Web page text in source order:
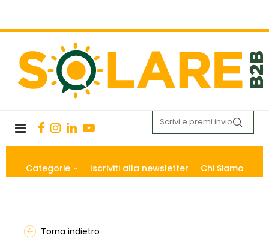
Categorie Iscriviti alla newsletter Chi Siamo
Torna indietro